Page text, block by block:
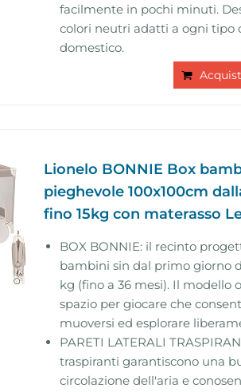
facilmente in pochi minuti.
colori neutri adatti a ogni tipo
domestico.
Lionelo BONNIE Box
pieghevole 100x100cm
fino 15kg con materasso
BOX BONNIE: il recinto
bambini sin dal primo giorno
kg (fino a 36 mesi). Il modello
spazio per giocare che
muoversi ed esplorare
PARETI LATERALI
traspiranti garantiscono una
circolazione dell'aria e